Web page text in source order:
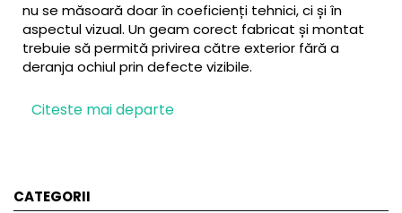
nu se măsoară doar în coeficienți tehnici, ci și în
aspectul vizual. Un geam corect fabricat și montat
trebuie să permită privirea către exterior fără a
deranja ochiul prin defecte vizibile.
Citeste mai departe
CATEGORII